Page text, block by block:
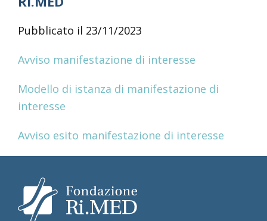
Pubblicato il 23/11/2023
Avviso manifestazione di interesse
Modello di istanza di manifestazione di
interesse
Avviso esito manifestazione di interesse